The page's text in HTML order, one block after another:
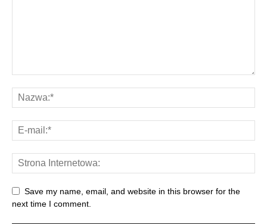
Save my name, email, and website in this browser for the
next time I comment.